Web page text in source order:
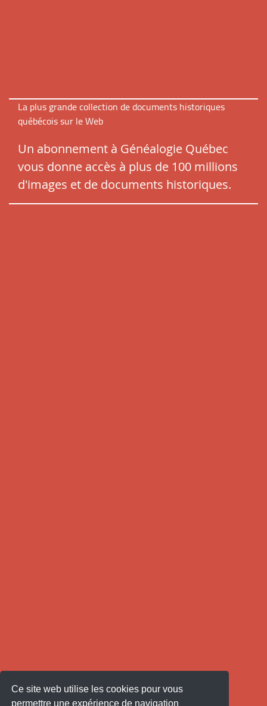
Ce site web utilise les cookies pour vous
permettre une expérience de navigation
La plus grande collection de documents historiques
québécois sur le Web
Un abonnement à Généalogie Québec
vous donne accès à plus de 100 millions
d'images et de documents historiques.